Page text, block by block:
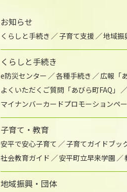
お知らせ
くらしと手続き 子育て支援 地域振
くらしと手続き
e防災センター 各種手続き 広報「
よくいただくご質問「あびら町FAQ」
マイナンバーカードプロモーションペ
子育て・教育
安平で安心子育て 子育てガイドブッ
社会教育ガイド
安平町立早来学園
地域振興・団体